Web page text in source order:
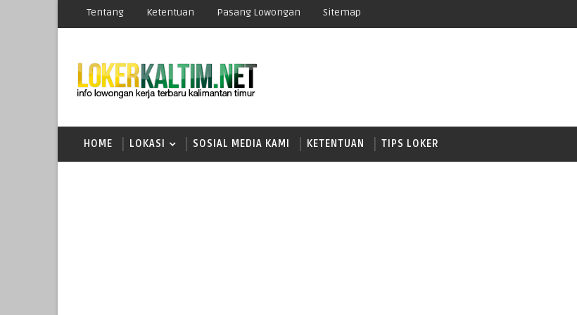
Tentang Ketentuan Pasang Lowongan Sitemap
HOME LOKASI SOSIAL MEDIA KAMI KETENTUAN TIPS LOKER